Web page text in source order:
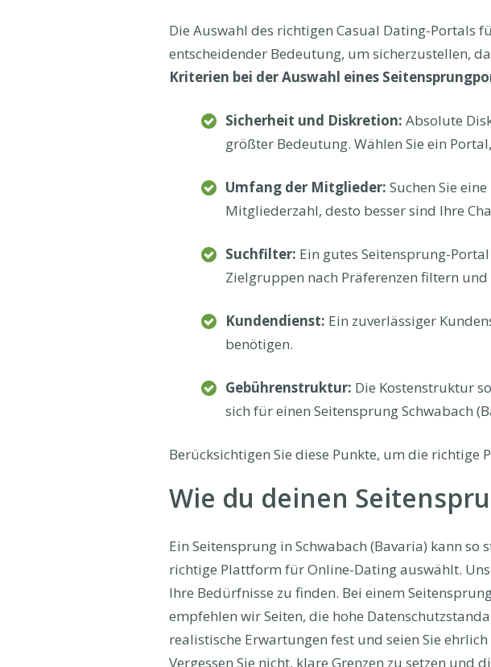
Die Auswahl des richtigen Casual Dating-Portals
entscheidender Bedeutung, um sicherzustellen,
Kriterien bei der Auswahl eines
Sicherheit und Diskretion: Absolute
größter Bedeutung. Wählen Sie ein
Umfang der Mitglieder: Suchen Sie
Mitgliederzahl, desto besser sind Ihre
Suchfilter: Ein gutes Seitensprung-
Zielgruppen nach Präferenzen filtern und
Kundendienst: Ein zuverlässiger
benötigen.
Gebührenstruktur: Die Kostenstruktur
sich für einen Seitensprung Schwabach
Berücksichtigen Sie diese Punkte, um die
Wie du deinen
Ein Seitensprung in Schwabach (Bavaria) kann
richtige Plattform für Online-Dating auswählt.
Ihre Bedürfnisse zu finden. Bei einem
empfehlen wir Seiten, die hohe
realistische Erwartungen fest und seien Sie
Vergessen Sie nicht, klare Grenzen zu setzen